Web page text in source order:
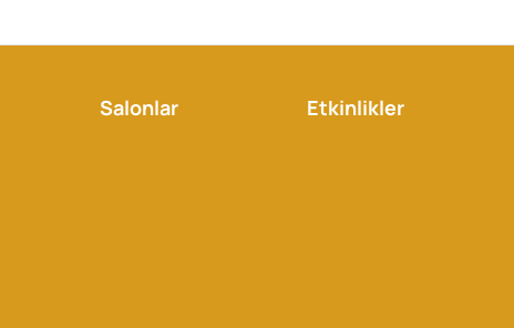
Salonlar Etkinlikler